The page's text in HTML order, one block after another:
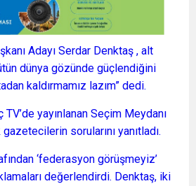
Adayı Serdar Denktaş , alt
dünya gözünde güçlendiğini
kaldırmamız lazım” dedi.
TV’de yayınlanan Seçim Meydanı
sorularını yanıtladı.
‘federasyon görüşmeyiz’
değerlendirdi. Denktaş, iki